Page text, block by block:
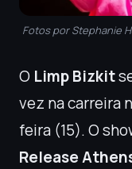
Fotos por Stephanie
O Limp Bizkit
vez na carreira
feira (15). O
Release